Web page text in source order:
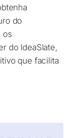
do
os
do IdeaSlate,
que facilita